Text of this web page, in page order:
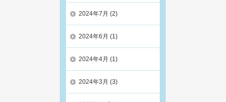
2024年7月 (2)
2024年6月 (1)
2024年4月 (1)
2024年3月 (3)